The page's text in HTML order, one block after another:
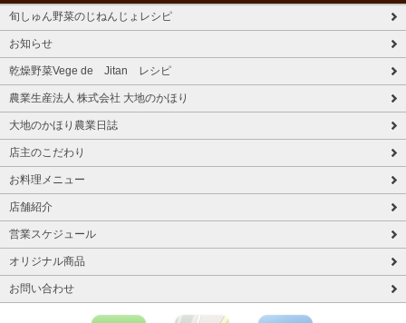
旬しゅん野菜のじねんじょレシピ
お知らせ
乾燥野菜Vege de Jitan レシピ
農業生産法人 株式会社 大地のかほり
大地のかほり農業日誌
店主のこだわり
お料理メニュー
店舗紹介
営業スケジュール
オリジナル商品
お問い合わせ